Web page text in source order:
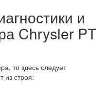
и
Chrysler PT
то здесь следует
из строя: